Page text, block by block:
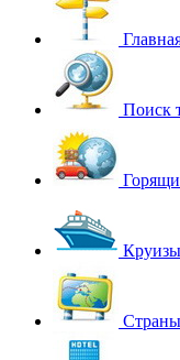
Поиск
Круизы
Страны